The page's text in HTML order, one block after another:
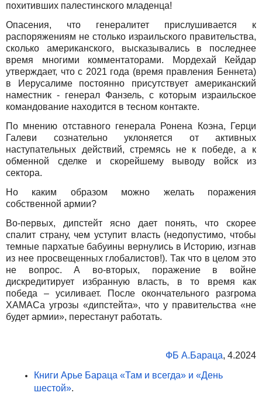
похитивших палестинского младенца!
Опасения, что генералитет прислушивается к
распоряжениям не столько израильского правительства,
сколько американского, высказывались в последнее
время многими комментаторами. Мордехай Кейдар
утверждает, что с 2021 года (время правления Беннета)
в Иерусалиме постоянно присутствует американский
наместник - генерал Фанзель, с которым израильское
командование находится в тесном контакте.
По мнению отставного генерала Ронена Коэна, Герци
Галеви сознательно уклоняется от активных
наступательных действий, стремясь не к победе, а к
обменной сделке и скорейшему выводу войск из
сектора.
Но каким образом можно желать поражения
собственной армии?
Во-первых, дипстейт ясно дает понять, что скорее
спалит страну, чем уступит власть (недопустимо, чтобы
темные пархатые бабуины вернулись в Историю, изгнав
из нее просвещенных глобалистов!). Так что в целом это
не вопрос. А во-вторых, поражение в войне
дискредитирует избранную власть, в то время как
победа – усиливает. После окончательного разгрома
ХАМАСа угрозы «дипстейта», что у правительства «не
будет армии», перестанут работать.
ФБ А.Бараца, 4.2024
Книги Арье Бараца «Там и всегда» и «День
шестой».